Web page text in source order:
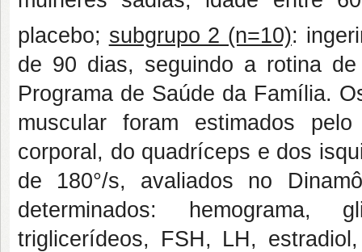
placebo; subgrupo 2 (n=10):
de 90 dias, seguindo a rotina
Programa de Saúde da Família.
muscular foram estimados
corporal, do quadríceps e dos
de 180°/s, avaliados no
determinados: hemograma,
triglicerídeos, FSH, LH,